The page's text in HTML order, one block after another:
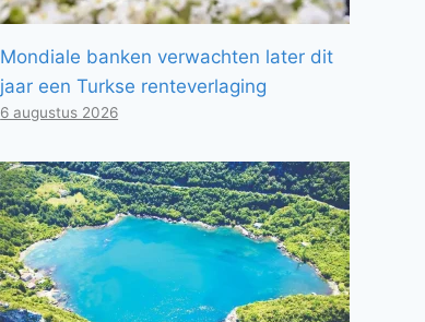
Mondiale banken verwachten later dit
jaar een Turkse renteverlaging
6 augustus 2026